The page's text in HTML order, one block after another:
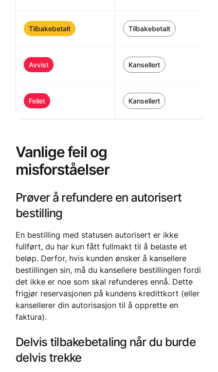
Tilbakebetalt Tilbakebetalt
Avvist Kansellert
Feilet Kansellert
Vanlige feil og
misforståelser
Prøver å refundere en autorisert
bestilling
En bestilling med statusen autorisert er ikke
fullført, du har kun fått fullmakt til å belaste et
beløp. Derfor, hvis kunden ønsker å kansellere
bestillingen sin, må du kansellere bestillingen fordi
det ikke er noe som skal refunderes ennå. Dette
frigjør reservasjonen på kundens kredittkort (eller
kansellerer din autorisasjon til å opprette en
faktura).
Delvis tilbakebetaling når du burde
delvis trekke